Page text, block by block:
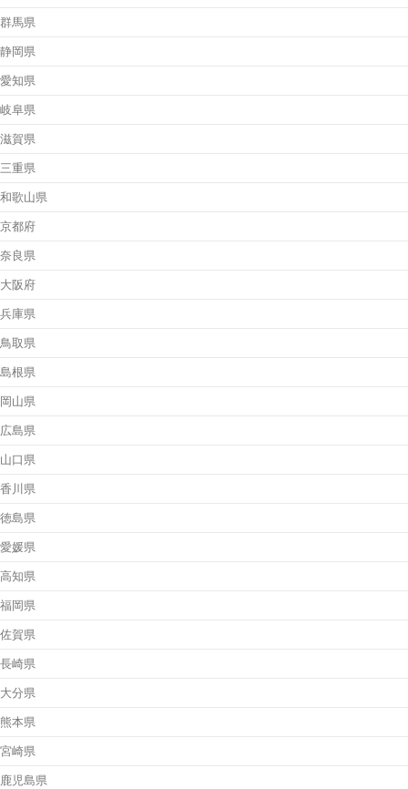
群馬県
静岡県
愛知県
岐阜県
滋賀県
三重県
和歌山県
京都府
奈良県
大阪府
兵庫県
鳥取県
島根県
岡山県
広島県
山口県
香川県
徳島県
愛媛県
高知県
福岡県
佐賀県
長崎県
大分県
熊本県
宮崎県
鹿児島県